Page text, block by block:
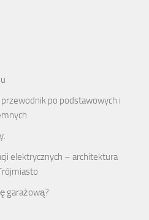
po podstawowych i
elektrycznych – architektura
garażową?